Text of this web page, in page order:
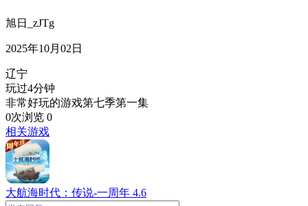
旭日_zJTg
2025年10月02日
辽宁
玩过4分钟
非常好玩的游戏第七季第一集
0次浏览 0
相关游戏
大航海时代：传说-一周年 4.6